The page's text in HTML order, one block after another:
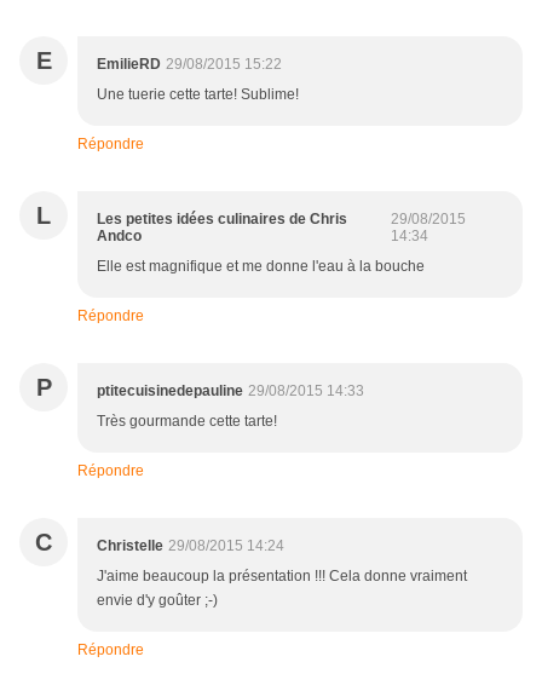
E EmilieRD 29/08/2015 15:22
Une tuerie cette tarte! Sublime!
Répondre
L
Les petites idées culinaires de Chris
Andco
29/08/2015
14:34
Elle est magnifique et me donne l'eau à la bouche
Répondre
P ptitecuisinedepauline 29/08/2015 14:33
Très gourmande cette tarte!
Répondre
C Christelle 29/08/2015 14:24
J'aime beaucoup la présentation !!! Cela donne vraiment
envie d'y goûter ;-)
Répondre